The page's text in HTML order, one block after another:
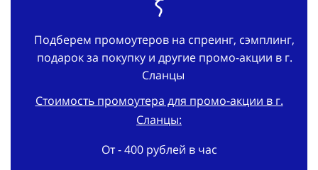
Подберем промоутеров на спреинг, сэмплинг,
подарок за покупку и другие промо-акции в г.
Сланцы
Стоимость промоутера для промо-акции в г.
Сланцы:
От - 400 рублей в час